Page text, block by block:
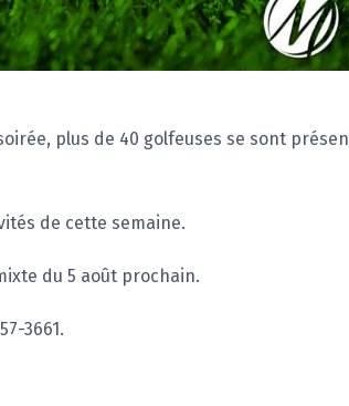
plus de 40 golfeuses se sont
de cette semaine.
du 5 août prochain.
3661.